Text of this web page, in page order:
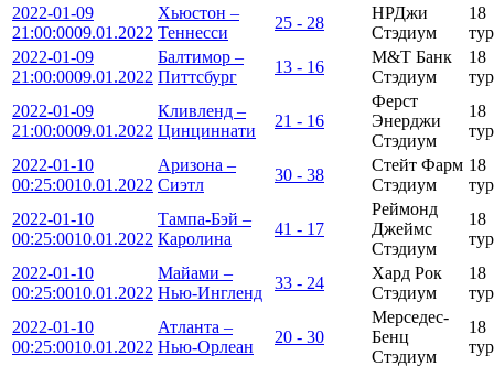
2022-01-09
21:00:0009.01.2022
Хьюстон –
Теннесси
25 - 28
НРДжи
Стэдиум
18
тур
2022-01-09
21:00:0009.01.2022
Балтимор –
Питтсбург
13 - 16
М&Т Банк
Стэдиум
18
тур
2022-01-09
21:00:0009.01.2022
Кливленд –
Цинциннати
21 - 16
Ферст
Энерджи
Стэдиум
18
тур
2022-01-10
00:25:0010.01.2022
Аризона –
Сиэтл
30 - 38
Стейт Фарм
Стэдиум
18
тур
2022-01-10
00:25:0010.01.2022
Тампа-Бэй –
Каролина
41 - 17
Реймонд
Джеймс
Стэдиум
18
тур
2022-01-10
00:25:0010.01.2022
Майами –
Нью-Ингленд
33 - 24
Хард Рок
Стэдиум
18
тур
2022-01-10
00:25:0010.01.2022
Атланта –
Нью-Орлеан
20 - 30
Мерседес-
Бенц
Стэдиум
18
тур